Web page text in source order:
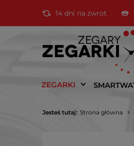
14 dni na zwrot
ZEGARKI
Jesteś tutaj: Strona główna